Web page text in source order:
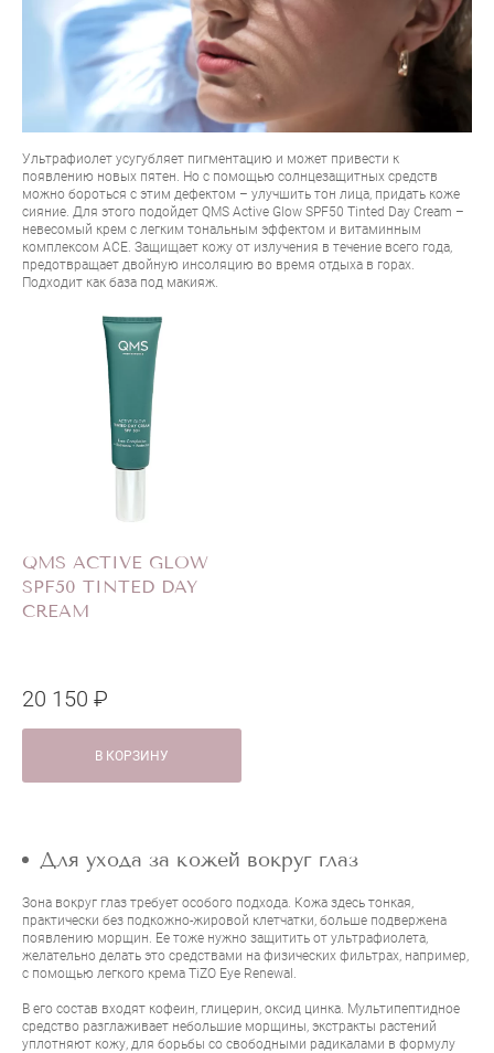
Ультрафиолет усугубляет пигментацию и может привести к
появлению новых пятен. Но с помощью солнцезащитных средств
можно бороться с этим дефектом – улучшить тон лица, придать коже
сияние. Для этого подойдет QMS Active Glow SPF50 Tinted Day Cream –
невесомый крем с легким тональным эффектом и витаминным
комплексом АСЕ. Защищает кожу от излучения в течение всего года,
предотвращает двойную инсоляцию во время отдыха в горах.
Подходит как база под макияж.
QMS ACTIVE GLOW
SPF50 TINTED DAY
CREAM
20 150 ₽
В КОРЗИНУ
Для ухода за кожей вокруг глаз
Зона вокруг глаз требует особого подхода. Кожа здесь тонкая,
практически без подкожно-жировой клетчатки, больше подвержена
появлению морщин. Ее тоже нужно защитить от ультрафиолета,
желательно делать это средствами на физических фильтрах, например,
с помощью легкого крема TiZO Eye Renewal .
В его состав входят кофеин, глицерин, оксид цинка. Мультипептидное
средство разглаживает небольшие морщины, экстракты растений
уплотняют кожу, для борьбы со свободными радикалами в формулу